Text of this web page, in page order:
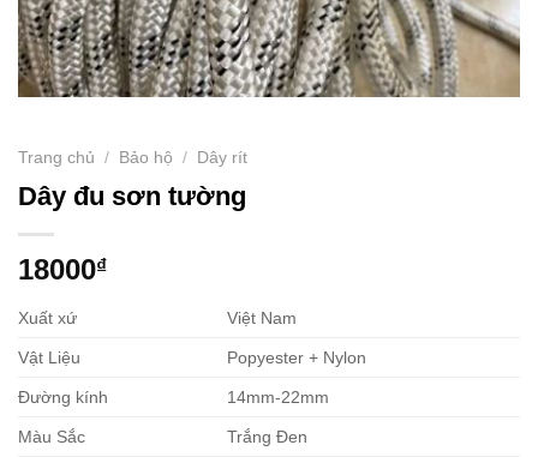
Trang chủ / Bảo hộ / Dây rít
Dây đu sơn tường
18000₫
Xuất xứ Việt Nam
Vật Liệu Popyester + Nylon
Đường kính 14mm-22mm
Màu Sắc Trắng Đen